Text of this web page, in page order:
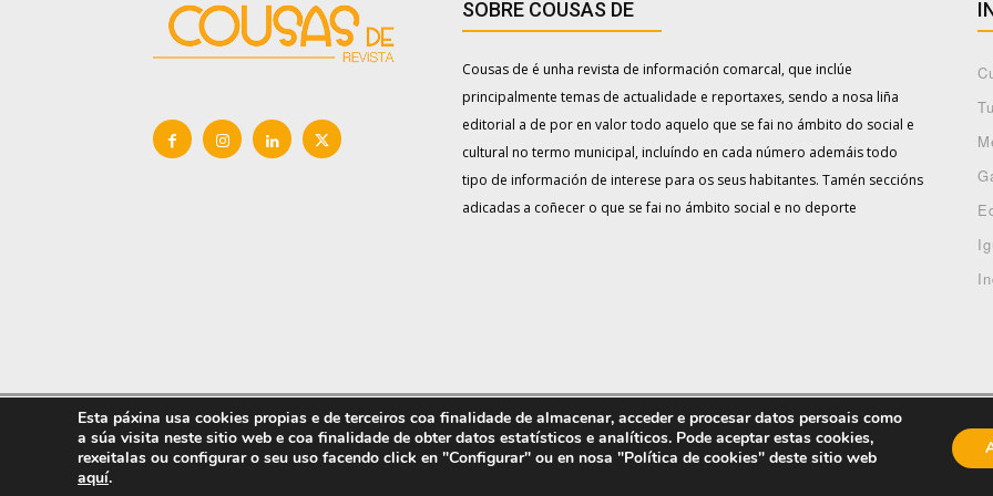
SOBRE COUSAS DE
Cousas de é unha revista de información comarcal, que inclúe
principalmente temas de actualidade e reportaxes, sendo a nosa liña
editorial a de por en valor todo aquelo que se fai no ámbito do social e
cultural no termo municipal, incluíndo en cada número ademáis todo
tipo de información de interese para os seus habitantes. Tamén seccións
adicadas a coñecer o que se fai no ámbito social e no deporte
© Cousas de 2011-2021- Tódolos dereitos reservados. Ediciones Basán PRIVACIDADE AVISO LEGAL
Esta páxina usa cookies propias e de terceiros coa finalidade de almacenar, acceder e procesar datos persoais como
a súa visita neste sitio web e coa finalidade de obter datos estatísticos e analíticos. Pode aceptar estas cookies,
rexeitalas ou configurar o seu uso facendo click en "Configurar" ou en nosa "Política de cookies" deste sitio web
aquí.